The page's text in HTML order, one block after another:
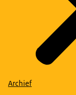
Archief